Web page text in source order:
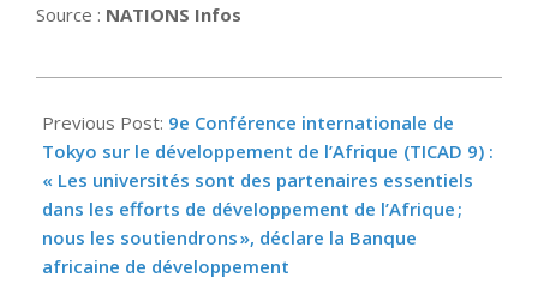
Source : NATIONS Infos
08-
28
Previous Post: 9e Conférence internationale de
Tokyo sur le développement de l’Afrique (TICAD 9) :
« Les universités sont des partenaires essentiels
dans les efforts de développement de l’Afrique ;
nous les soutiendrons », déclare la Banque
africaine de développement